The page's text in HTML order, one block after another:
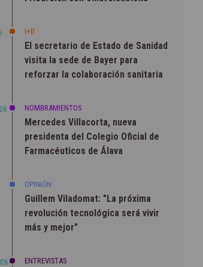
I+D
El secretario de Estado de Sanidad
visita la sede de Bayer para
reforzar la colaboración sanitaria
NOMBRAMIENTOS
Mercedes Villacorta, nueva
presidenta del Colegio Oficial de
Farmacéuticos de Álava
OPINIÓN
Guillem Viladomat: "La próxima
revolución tecnológica será vivir
más y mejor"
ENTREVISTAS